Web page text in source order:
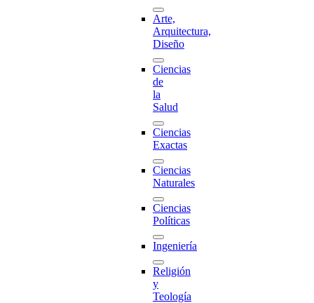
Arte,
Arquitectura,
Diseño
Ciencias
de
la
Salud
Ciencias
Exactas
Ciencias
Naturales
Ciencias
Políticas
Ingeniería
Religión
y
Teología